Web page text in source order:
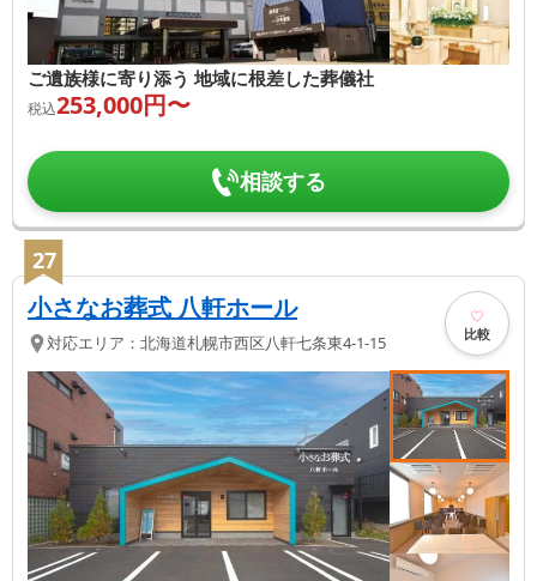
ご遺族様に寄り添う 地域に根差した葬儀社
税込253,000円〜
相談する
27
小さなお葬式 八軒ホール
対応エリア： 北海道札幌市西区八軒七条東4-1-15 比較